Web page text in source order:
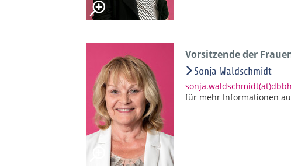
Vorsitzende der
Sonja Waldschmidt
für mehr Informationen